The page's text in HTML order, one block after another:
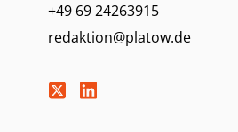
+49 69 24263915
redaktion@platow.de